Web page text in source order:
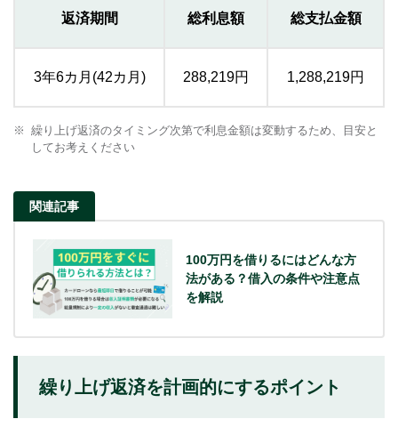
返済期間 総利息額 総支払金額
3年6カ月(42カ月) 288,219円 1,288,219円
繰り上げ返済のタイミング次第で利息金額は変動するため、目安と
してお考えください
関連記事
100万円を借りるにはどんな方
法がある？借入の条件や注意点
を解説
繰り上げ返済を計画的にするポイント